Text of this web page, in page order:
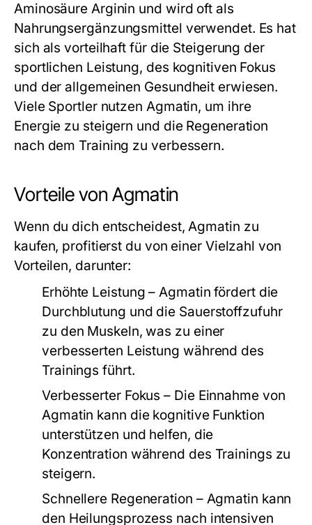
Aminosäure Arginin und wird oft als
Nahrungsergänzungsmittel verwendet. Es hat
sich als vorteilhaft für die Steigerung der
sportlichen Leistung, des kognitiven Fokus
und der allgemeinen Gesundheit erwiesen.
Viele Sportler nutzen Agmatin, um ihre
Energie zu steigern und die Regeneration
nach dem Training zu verbessern.
Vorteile von Agmatin
Wenn du dich entscheidest,Agmatin zu
kaufen, profitierst du von einer Vielzahl von
Vorteilen, darunter:
Erhöhte Leistung – Agmatin fördert die
Durchblutung und die Sauerstoffzufuhr
zu den Muskeln, was zu einer
verbesserten Leistung während des
Trainings führt.
Verbesserter Fokus – Die Einnahme von
Agmatin kann die kognitive Funktion
unterstützen und helfen, die
Konzentration während des Trainings zu
steigern.
Schnellere Regeneration – Agmatin kann
den Heilungsprozess nach intensiven